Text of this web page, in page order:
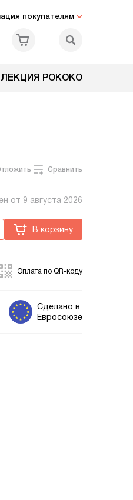
покупателям
РОКОКО
Сравнить
от 9 августа 2026
В корзину
Оплата по QR-коду
Сделано в
Евросоюзе